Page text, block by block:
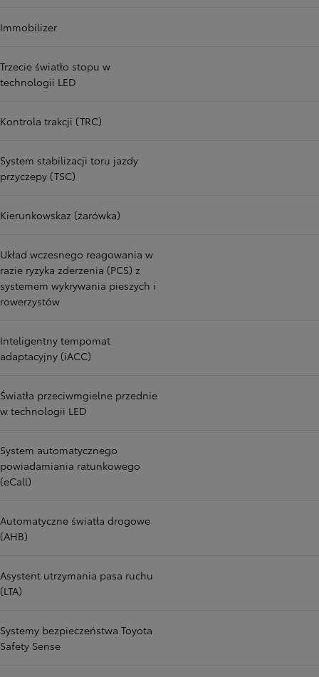
Immobilizer
Trzecie światło stopu w
technologii LED
Kontrola trakcji (TRC)
System stabilizacji toru jazdy
przyczepy (TSC)
Kierunkowskaz (żarówka)
Układ wczesnego reagowania w
razie ryzyka zderzenia (PCS) z
systemem wykrywania pieszych i
rowerzystów
Inteligentny tempomat
adaptacyjny (iACC)
Światła przeciwmgielne przednie
w technologii LED
System automatycznego
powiadamiania ratunkowego
(eCall)
Automatyczne światła drogowe
(AHB)
Asystent utrzymania pasa ruchu
(LTA)
Systemy bezpieczeństwa Toyota
Safety Sense